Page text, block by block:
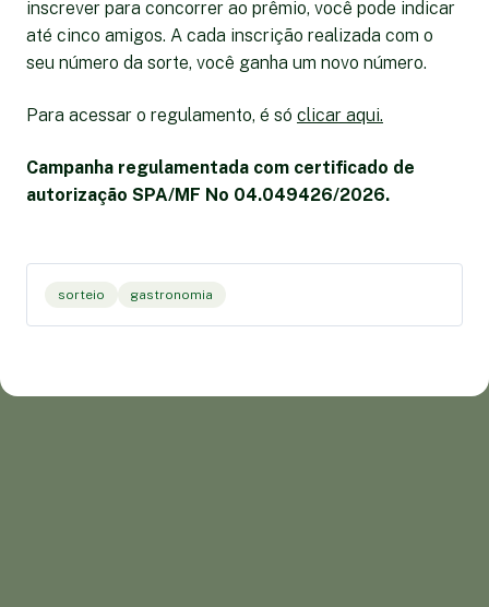
inscrever para concorrer ao prêmio, você pode indicar
até cinco amigos. A cada inscrição realizada com o
seu número da sorte, você ganha um novo número.
Para acessar o regulamento, é só clicar aqui.
Campanha regulamentada com certificado de
autorização SPA/MF No 04.049426/2026.
sorteio gastronomia